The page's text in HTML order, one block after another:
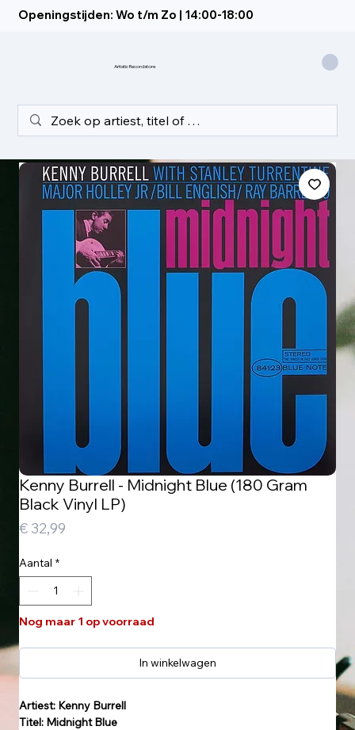
Openingstijden: Wo t/m Zo | 14:00-18:00
Artistic Recordstore
Kenny Burrell - Midnight Blue (180 Gram
Black Vinyl LP)
€ 32,99
Aantal *
Nog maar 1 op voorraad
In winkelwagen
Artiest: Kenny Burrell
Titel: Midnight Blue